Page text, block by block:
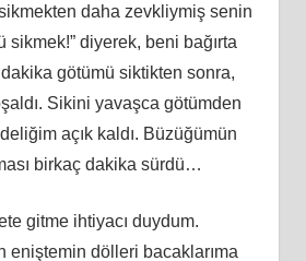
daha zevkliymiş senin
sikmek!” diyerek, beni bağırta
dakika götümü siktikten sonra,
Sikini yavaşca götümden
deliğim açık kaldı. Büzüğümün
birkaç dakika sürdü…
gitme ihtiyacı duydum.
eniştemin dölleri bacaklarıma